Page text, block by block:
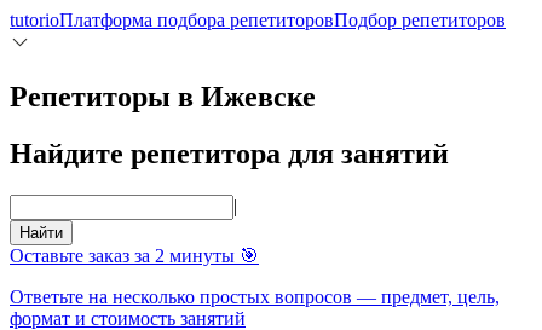
tutorioПлатформа подбора репетиторовПодбор репетиторов
Репетиторы в Ижевске
Найдите репетитора для занятий
|
Найти
Оставьте заказ за 2 минуты 🎯
Ответьте на несколько простых вопросов — предмет, цель,
формат и стоимость занятий